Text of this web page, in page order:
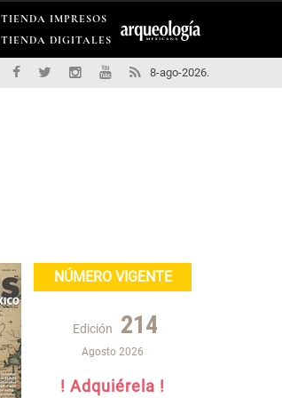
TIENDA IMPRESOS
TIENDA DIGITALES
8-ago-2026.
NÚMERO VIGENTE
Edición 214
Agosto 2026
! Adquiérela !